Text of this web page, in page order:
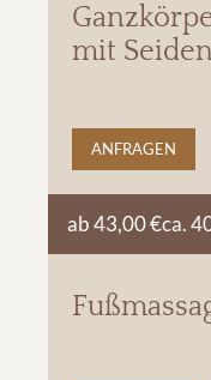
mit
ANFRAGEN
ab 43,00 €ca.